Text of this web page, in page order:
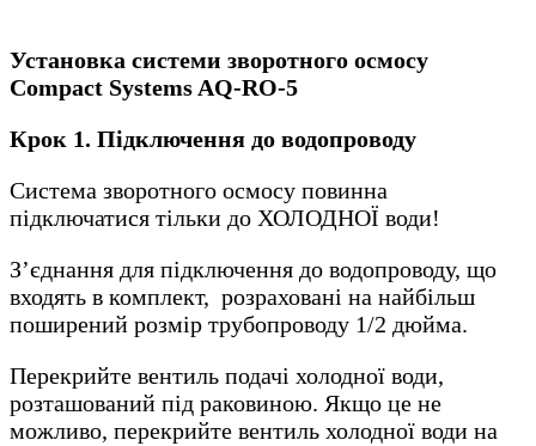
Установка системи зворотного осмосу
Compact Systems AQ-RO-5
Крок 1. Підключення до водопроводу
Система зворотного осмосу повинна
підключатися тільки до ХОЛОДНОЇ води!
З’єднання для підключення до водопроводу, що
входять в комплект, розраховані на найбільш
поширений розмір трубопроводу 1/2 дюйма.
Перекрийте вентиль подачі холодної води,
розташований під раковиною. Якщо це не
можливо, перекрийте вентиль холодної води на